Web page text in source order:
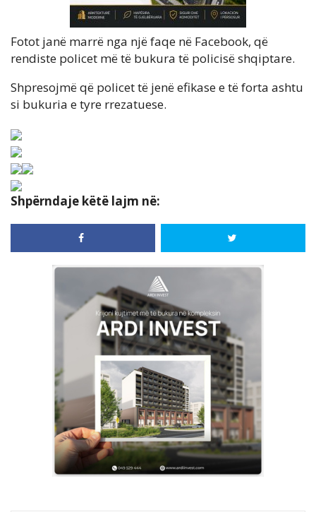
Fotot janë marrë nga një faqe në Facebook, që
rendiste policet më të bukura të policisë shqiptare.
Shpresojmë që policet të jenë efikase e të forta ashtu
si bukuria e tyre rrezatuese.
Shpërndaje këtë lajm në: